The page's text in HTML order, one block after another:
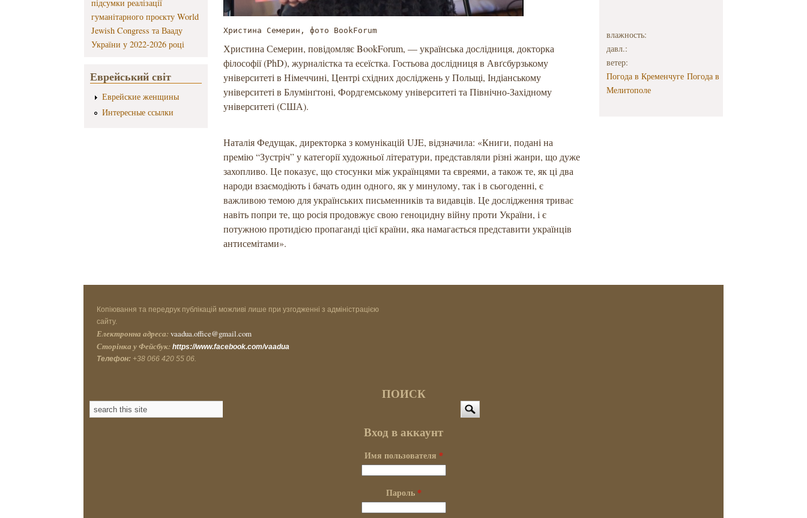
підсумки реалізації
гуманітарного проєкту World
Jewish Congress та Вааду
України у 2022-2026 році
Еврейський світ
Еврейские женщины
Интересные ссылки
Христина Семерин, фото BookForum
Христина Семерин, повідомляє BookForum, — українська дослідниця, докторка
філософії (PhD), журналістка та есеїстка. Гостьова дослідниця в Авґсбурзькому
університеті в Німеччині, Центрі східних досліджень у Польщі, Індіанському
університеті в Блумінґтоні, Фордгемському університеті та Північно-Західному
університеті (США).
Наталія Федущак, директорка з комунікацій UJE, відзначила: «Книги, подані на
премію “Зустріч” у категорії художньої літератури, представляли різні жанри, що дуже
захопливо. Це показує, що стосунки між українцями та євреями, а також те, як ці два
народи взаємодіють і бачать один одного, як у минулому, так і в сьогоденні, є
важливою темою для українських письменників та видавців. Це дослідження триває
навіть попри те, що росія продовжує свою геноцидну війну проти України, і є
потужною протидією пропаганді цієї країни, яка намагається представити українців
антисемітами».
влажность:
давл.:
ветер:
Погода в Кременчуге Погода в
Мелитополе
Копіювання та передрук публікацій можливі лише при узгодженні з адміністрацією
сайту.
Електронна адреса: vaadua.office@gmail.com
Сторінка у Фейсбук: https://www.facebook.com/vaadua
Телефон: +38 066 420 55 06.
ПОИСК
Поиск
Вход в аккаунт
Имя пользователя *
Пароль *